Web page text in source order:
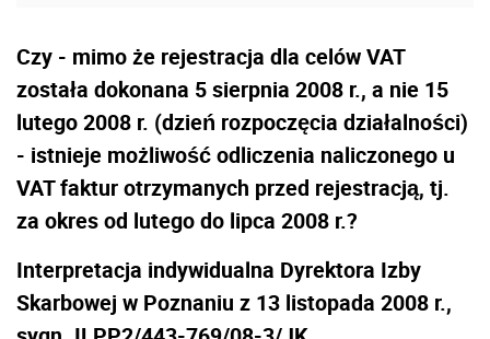
Czy - mimo że rejestracja dla celów VAT
została dokonana 5 sierpnia 2008 r., a nie 15
lutego 2008 r. (dzień rozpoczęcia działalności)
- istnieje możliwość odliczenia naliczonego u
VAT faktur otrzymanych przed rejestracją, tj.
za okres od lutego do lipca 2008 r.?
Interpretacja indywidualna Dyrektora Izby
Skarbowej w Poznaniu z 13 listopada 2008 r.,